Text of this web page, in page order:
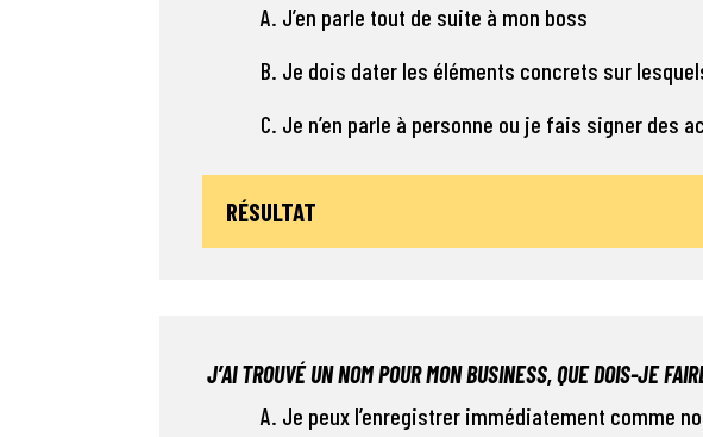
A. J’en parle tout de suite à mon boss
B. Je dois dater les éléments concrets sur
C. Je n’en parle à personne ou je fais signer des
RÉSULTAT
J’AI TROUVÉ UN NOM POUR MON BUSINESS, QUE DOIS-JE
A. Je peux l’enregistrer immédiatement comme